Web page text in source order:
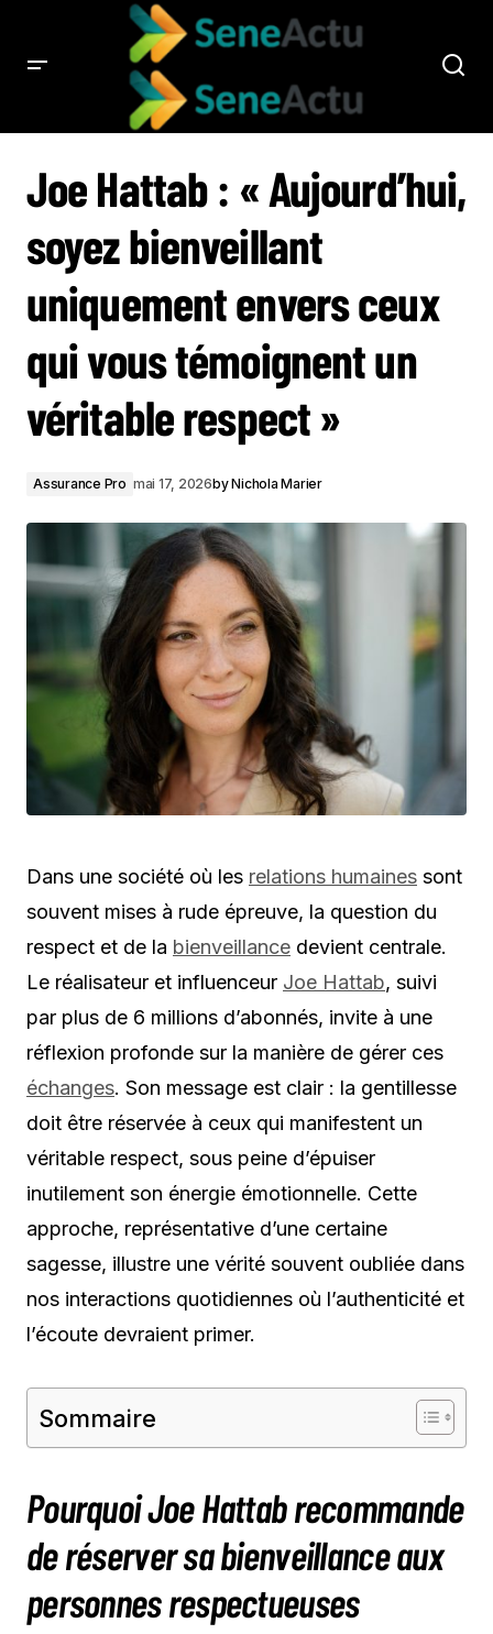
Joe Hattab : « Aujourd’hui,
soyez bienveillant
uniquement envers ceux
qui vous témoignent un
véritable respect »
Assurance Pro mai 17, 2026byNichola Marier
Dans une société où les relations humaines sont
souvent mises à rude épreuve, la question du
respect et de la bienveillance devient centrale.
Le réalisateur et influenceur Joe Hattab, suivi
par plus de 6 millions d’abonnés, invite à une
réflexion profonde sur la manière de gérer ces
échanges. Son message est clair : la gentillesse
doit être réservée à ceux qui manifestent un
véritable respect, sous peine d’épuiser
inutilement son énergie émotionnelle. Cette
approche, représentative d’une certaine
sagesse, illustre une vérité souvent oubliée dans
nos interactions quotidiennes où l’authenticité et
l’écoute devraient primer.
Sommaire
Pourquoi Joe Hattab recommande
de réserver sa bienveillance aux
personnes respectueuses